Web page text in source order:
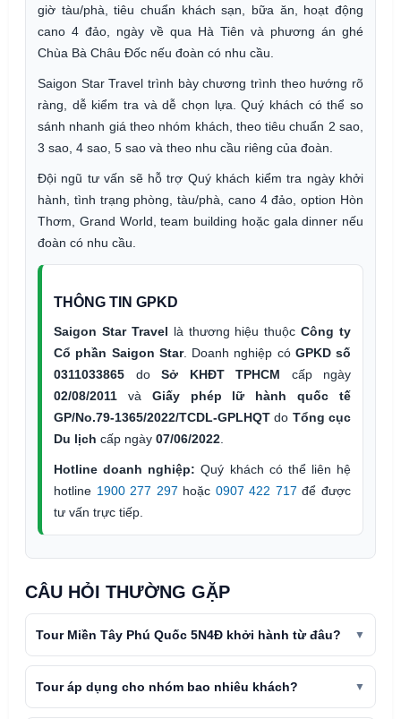
giờ tàu/phà, tiêu chuẩn khách sạn, bữa ăn, hoạt động
cano 4 đảo, ngày về qua Hà Tiên và phương án ghé
Chùa Bà Châu Đốc nếu đoàn có nhu cầu.
Saigon Star Travel trình bày chương trình theo hướng rõ
ràng, dễ kiểm tra và dễ chọn lựa. Quý khách có thể so
sánh nhanh giá theo nhóm khách, theo tiêu chuẩn 2 sao,
3 sao, 4 sao, 5 sao và theo nhu cầu riêng của đoàn.
Đội ngũ tư vấn sẽ hỗ trợ Quý khách kiểm tra ngày khởi
hành, tình trạng phòng, tàu/phà, cano 4 đảo, option Hòn
Thơm, Grand World, team building hoặc gala dinner nếu
đoàn có nhu cầu.
THÔNG TIN GPKD
Saigon Star Travel là thương hiệu thuộcCông ty
Cổ phần Saigon Star. Doanh nghiệp có GPKD số
0311033865 do Sở KHĐT TPHCM cấp ngày
02/08/2011 và Giấy phép lữ hành quốc tế
GP/No.79-1365/2022/TCDL-GPLHQT do Tổng cục
Du lịch cấp ngày 07/06/2022
Hotline doanh nghiệp: Quý khách có thể liên hệ
hotline 1900 277 297 hoặc 0907 422 717 để được
tư vấn trực tiếp.
CÂU HỎI THƯỜNG GẶP
Tour Miền Tây Phú Quốc 5N4Đ khởi hành từ đâu?
Tour áp dụng cho nhóm bao nhiêu khách?